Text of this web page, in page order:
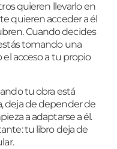
quieren llevarlo en
quieren acceder a él
Cuando decides
tomando una
acceso a tu propio
tu obra está
deja de depender de
a adaptarse a él.
tu libro deja de